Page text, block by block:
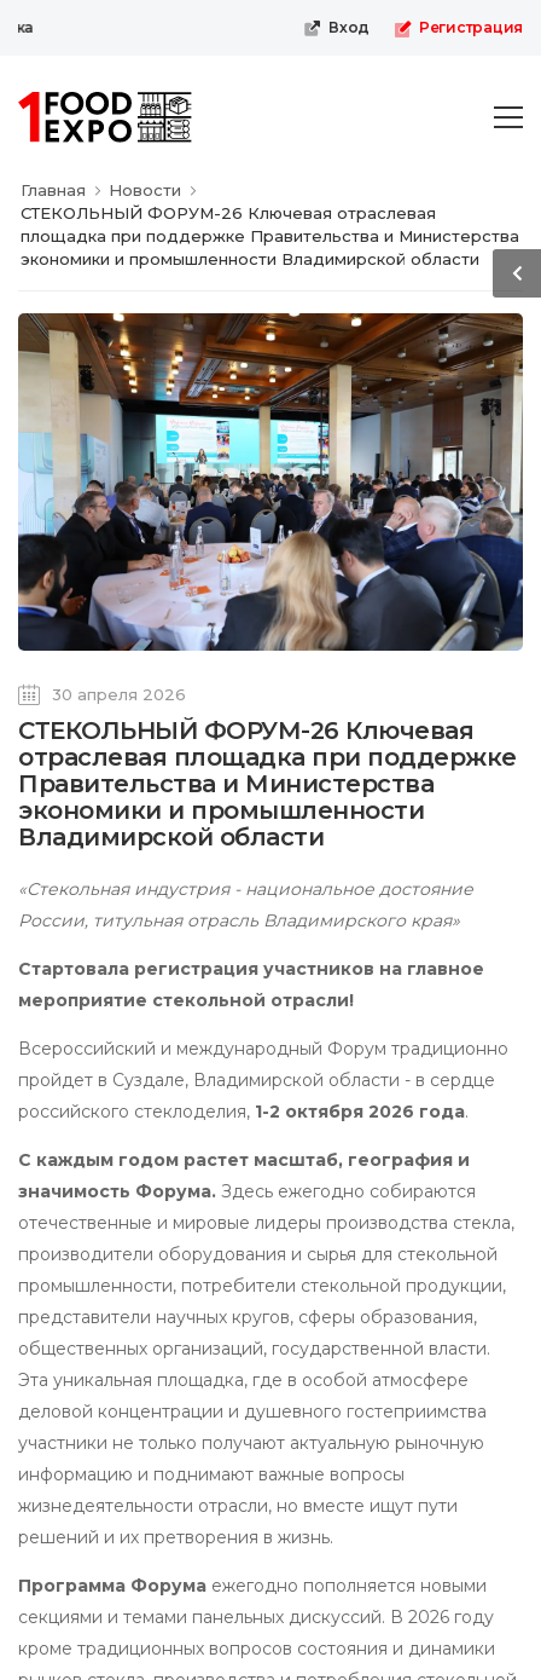
Первая пищевая онлайн-
Вход Регистрация
Главная
Новости
СТЕКОЛЬНЫЙ ФОРУМ-26 Ключевая отраслевая
площадка при поддержке Правительства и Министерства
экономики и промышленности Владимирской области
30 апреля 2026
СТЕКОЛЬНЫЙ ФОРУМ-26 Ключевая
отраслевая площадка при поддержке
Правительства и Министерства
экономики и промышленности
Владимирской области
«Стекольная индустрия - национальное достояние
России, титульная отрасль Владимирского края»
Стартовала регистрация участников на главное
мероприятие стекольной отрасли!
Всероссийский и международный Форум традиционно
пройдет в Суздале, Владимирской области - в сердце
российского стеклоделия, 1-2 октября 2026 года.
С каждым годом растет масштаб, география и
значимость Форума. Здесь ежегодно собираются
отечественные и мировые лидеры производства стекла,
производители оборудования и сырья для стекольной
промышленности, потребители стекольной продукции,
представители научных кругов, сферы образования,
общественных организаций, государственной власти.
Эта уникальная площадка, где в особой атмосфере
деловой концентрации и душевного гостеприимства
участники не только получают актуальную рыночную
информацию и поднимают важные вопросы
жизнедеятельности отрасли, но вместе ищут пути
решений и их претворения в жизнь.
Программа Форума ежегодно пополняется новыми
секциями и темами панельных дискуссий. В 2026 году
кроме традиционных вопросов состояния и динамики